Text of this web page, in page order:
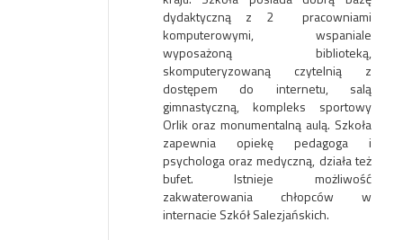
dydaktyczną z 2 pracowniami
komputerowymi, wspaniale
wyposażoną biblioteką,
skomputeryzowaną czytelnią z
dostępem do internetu, salą
gimnastyczną, kompleks sportowy
Orlik oraz monumentalną aulą. Szkoła
zapewnia opiekę pedagoga i
psychologa oraz medyczną, działa też
bufet. Istnieje możliwość
zakwaterowania chłopców w
internacie Szkół Salezjańskich.